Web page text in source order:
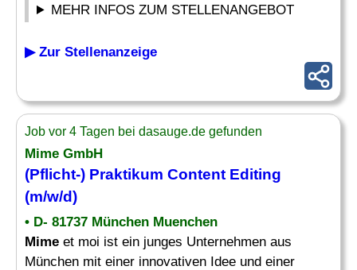
MEHR INFOS ZUM STELLENANGEBOT
▶ Zur Stellenanzeige
Job vor 4 Tagen bei dasauge.de gefunden
Mime GmbH
(Pflicht-) Praktikum Content Editing
(m/w/d)
• D- 81737 München Muenchen
Mime et moi ist ein junges Unternehmen aus
München mit einer innovativen Idee und einer